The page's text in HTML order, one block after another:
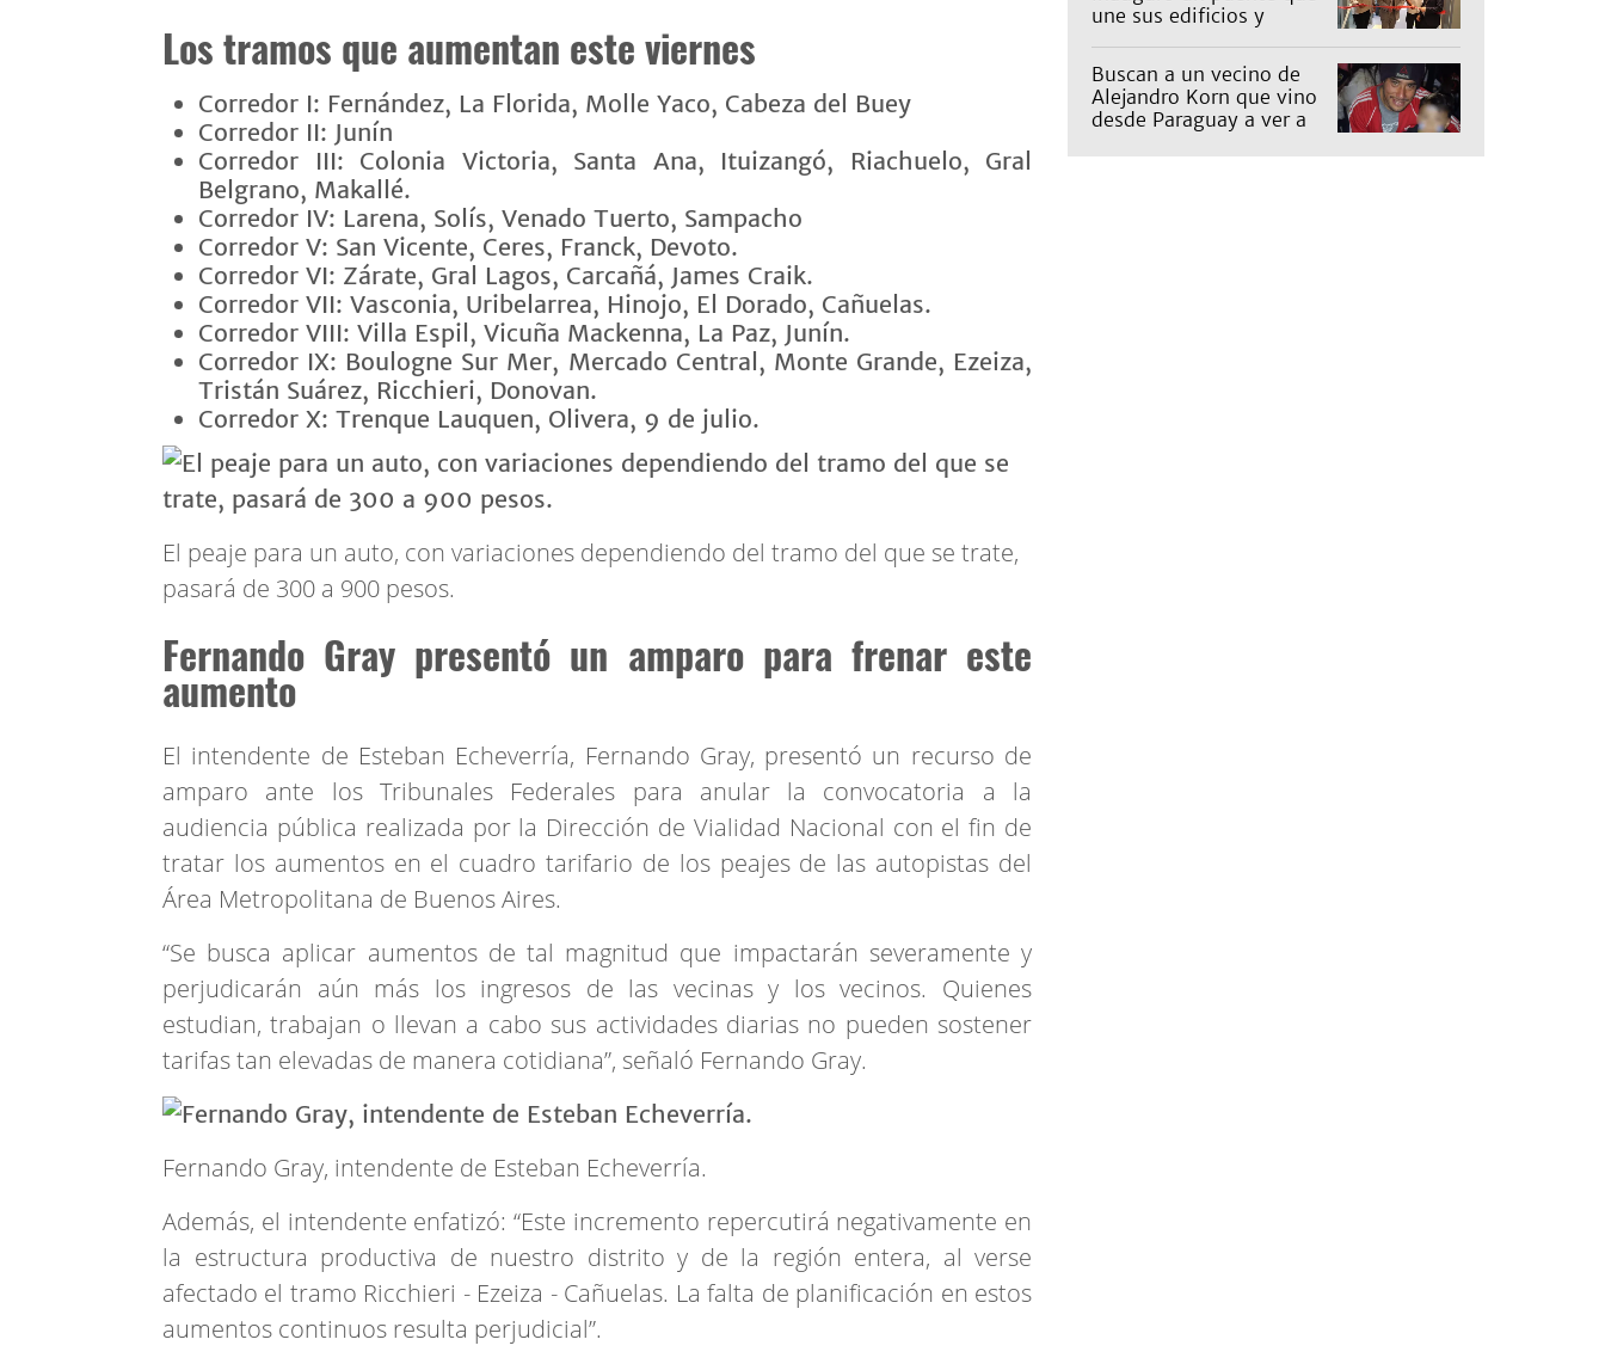
Los tramos que aumentan este viernes
Corredor I: Fernández, La Florida, Molle Yaco, Cabeza del Buey
Corredor II: Junín
Corredor III: Colonia Victoria, Santa Ana, Ituizangó, Riachuelo, Gral
Belgrano, Makallé.
Corredor IV: Larena, Solís, Venado Tuerto, Sampacho
Corredor V: San Vicente, Ceres, Franck, Devoto.
Corredor VI: Zárate, Gral Lagos, Carcañá, James Craik.
Corredor VII: Vasconia, Uribelarrea, Hinojo, El Dorado, Cañuelas.
Corredor VIII: Villa Espil, Vicuña Mackenna, La Paz, Junín.
Corredor IX: Boulogne Sur Mer, Mercado Central, Monte Grande, Ezeiza,
Tristán Suárez, Ricchieri, Donovan.
Corredor X: Trenque Lauquen, Olivera, 9 de julio.
El peaje para un auto, con variaciones dependiendo del tramo del que se trate,
pasará de 300 a 900 pesos.
Fernando Gray presentó un amparo para frenar este
aumento
El intendente de Esteban Echeverría, Fernando Gray, presentó un recurso de
amparo ante los Tribunales Federales para anular la convocatoria a la
audiencia pública realizada por la Dirección de Vialidad Nacional con el fin de
tratar los aumentos en el cuadro tarifario de los peajes de las autopistas del
Área Metropolitana de Buenos Aires.
“Se busca aplicar aumentos de tal magnitud que impactarán severamente y
perjudicarán aún más los ingresos de las vecinas y los vecinos. Quienes
estudian, trabajan o llevan a cabo sus actividades diarias no pueden sostener
tarifas tan elevadas de manera cotidiana”, señaló Fernando Gray.
Fernando Gray, intendente de Esteban Echeverría.
Además, el intendente enfatizó: “Este incremento repercutirá negativamente en
la estructura productiva de nuestro distrito y de la región entera, al verse
afectado el tramo Ricchieri - Ezeiza - Cañuelas. La falta de planificación en estos
aumentos continuos resulta perjudicial”.
une sus edificios y
Buscan a un vecino de
Alejandro Korn que vino
desde Paraguay a ver a